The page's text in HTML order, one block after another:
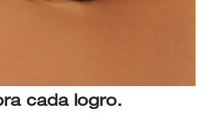
cada logro.